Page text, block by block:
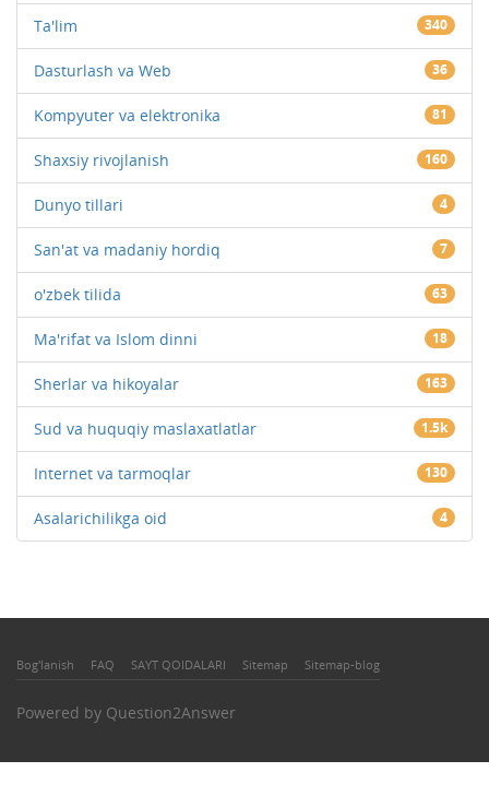
Ta'lim 340
Dasturlash va Web 36
Kompyuter va elektronika 81
Shaxsiy rivojlanish 160
Dunyo tillari 4
San'at va madaniy hordiq 7
o'zbek tilida 63
Ma'rifat va Islom dinni 18
Sherlar va hikoyalar 163
Sud va huquqiy maslaxatlatlar 1.5k
Internet va tarmoqlar 130
Asalarichilikga oid 4
Bog'lanish FAQ SAYT QOIDALARI Sitemap Sitemap-blog
Powered by Question2Answer